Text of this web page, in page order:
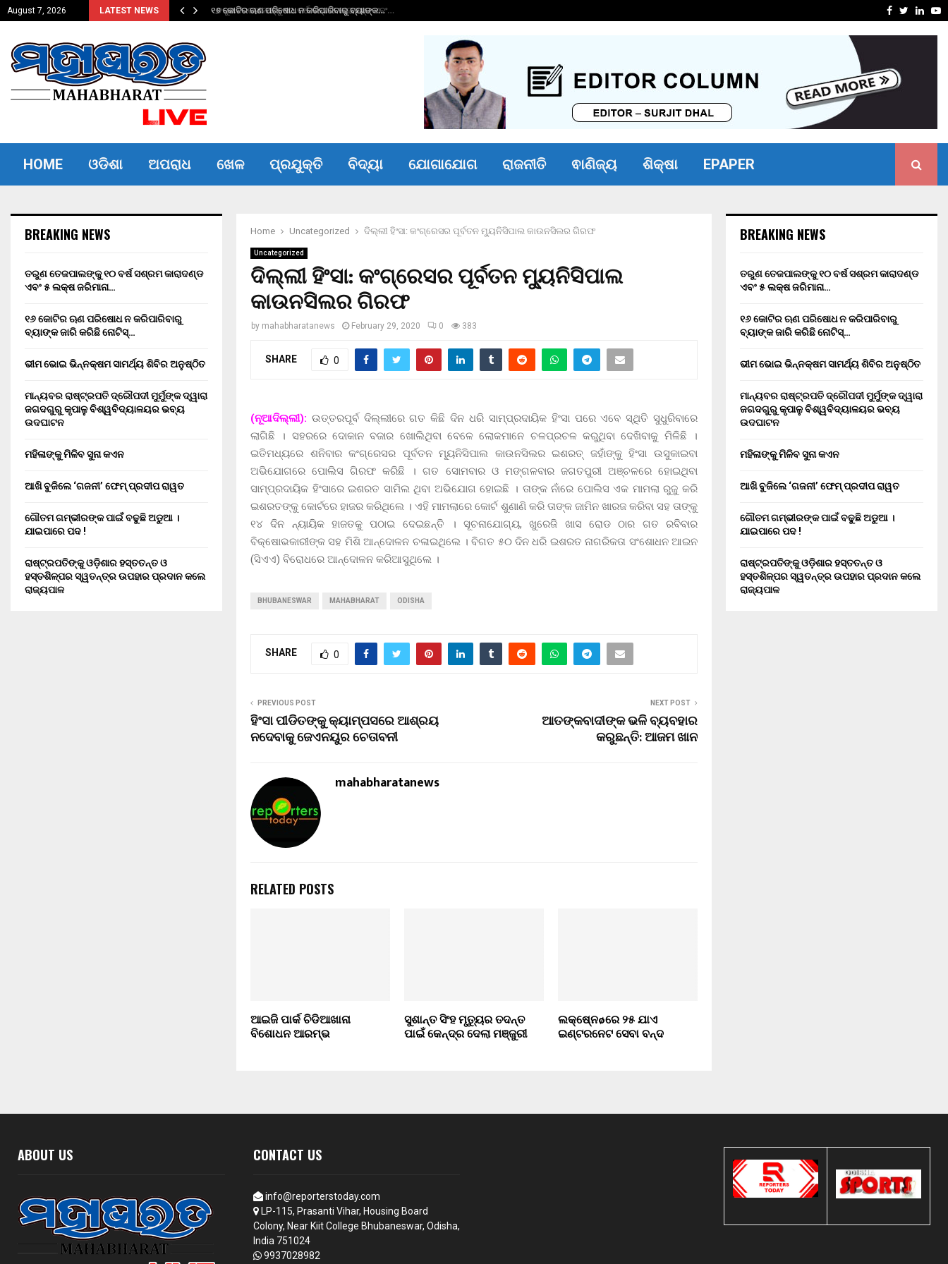
August 7, 2026 LATEST NEWS
ଏବଂ… ୧୬ କୋଟିର ଋଣ ପରିଷୋଧ ନ କରିପାରିବାରୁ ବ୍ୟାଙ୍କ… Facebook
Twitter
HOME ଓଡିଶା ଅପରାଧ ଖେଳ ପ୍ରଯୁକ୍ତି ବିଦ୍ୟା ଯୋଗାଯୋଗ ରାଜନୀତି ଵାଣିଜ୍ୟ ଶିକ୍ଷା EPAPER
Home Uncategorized ଦିଲ୍ଲୀ ହିଂସା: କଂଗ୍ରେସର ପୂର୍ବତନ ମ୍ୟୁନିସିପାଲ କାଉନସିଲର ଗିରଫ
Uncategorized
ଦିଲ୍ଲୀ ହିଂସା: କଂଗ୍ରେସର ପୂର୍ବତନ ମ୍ୟୁନିସିପାଲ
କାଉନସିଲର ଗିରଫ
by mahabharatanews February 29, 2020 0 383
SHARE 0
(ନୂଆଦିଲ୍ଲୀ): ଉତ୍ତରପୂର୍ବ ଦିଲ୍ଲୀରେ ଗତ କିଛି ଦିନ ଧରି ସାମ୍ପ୍ରଦାୟିକ ହିଂସା ପରେ ଏବେ ସ୍ଥିତି ସୁଧୁରିବାରେ
ଲାଗିଛି । ସହରରେ ଦୋକାନ ବଜାର ଖୋଲିଥିବା ବେଳେ ଲୋକମାନେ ଚଳପ୍ରଚଳ କରୁଥିବା ଦେଖିବାକୁ ମିଳିଛି ।
ଇତିମଧ୍ୟରେ ଶନିବାର କଂଗ୍ରେସର ପୂର୍ବତନ ମ୍ୟୂନିସିପାଲ କାଉନସିଲର ଇଶରତ୍ ଜହାଁଙ୍କୁ ହିଂସା ଉସୁକାଇବା
ଅଭିଯୋଗରେ ପୋଲିସ ଗିରଫ କରିଛି । ଗତ ସୋମବାର ଓ ମଙ୍ଗଳବାର ଜଗତପୁରୀ ଅଞ୍ଚଳରେ ହୋଇଥିବା
ସାମ୍ପ୍ରଦାୟିକ ହିଂସାରେ ଇଶରତ ସାମିଲ ଥିବା ଅଭିଯୋଗ ହୋଇଛି । ତାଙ୍କ ନାଁରେ ପୋଲିସ ଏକ ମାମଲା ରୁଜୁ କରି
ଇଶରତଙ୍କୁ କୋର୍ଟରେ ହାଜର କରିଥିଲେ । ଏହି ମାମଲାରେ କୋର୍ଟ ଶୁଣାଣି କରି ତାଙ୍କ ଜାମିନ ଖାରଜ କରିବା ସହ ତାଙ୍କୁ
୧୪ ଦିନ ନ୍ୟାୟିକ ହାଜତକୁ ପଠାଇ ଦେଇଛନ୍ତି । ସୂଚନାଯୋଗ୍ୟ, ଖୁରେଜି ଖାସ ରୋଡ ଠାର ଗତ ରବିବାର
ବିକ୍ଷୋଭକାରୀଙ୍କ ସହ ମିଶି ଆନ୍ଦୋଳନ ଚଳାଇଥିଲେ । ବିଗତ ୫୦ ଦିନ ଧରି ଇଶରତ ନାଗରିକତା ସଂଶୋଧନ ଆଇନ
(ସିଏଏ) ବିରୋଧରେ ଆନ୍ଦୋଳନ କରିଆସୁଥିଲେ ।
BHUBANESWAR MAHABHARAT ODISHA
SHARE 0
PREVIOUS POST
ହିଂସା ପୀଡିତଙ୍କୁ କ୍ୟାମ୍ପସରେ ଆଶ୍ରୟ
ନଦେବାକୁ ଜେଏନୟୁର ଚେତାବନୀ
NEXT POST
ଆତଙ୍କବାଦୀଙ୍କ ଭଳି ବ୍ୟବହାର
କରୁଛନ୍ତି: ଆଜମ ଖାନ
mahabharatanews
RELATED POSTS
ଆଇଜି ପାର୍କ ଚିଡିଆଖାନା
ବିଶୋଧନ ଆରମ୍ଭ
ସୁଶାନ୍ତ ସିଂହ ମୃତ୍ୟୁର ତଦନ୍ତ
ପାଇଁ କେନ୍ଦ୍ର ଦେଲା ମଞ୍ଜୁରୀ
ଲକ୍ଷେ୍ନøରେ ୨୫ ଯାଏ
ଇଣ୍ଟରନେଟ ସେବା ବନ୍ଦ
BREAKING NEWS
ତରୁଣ ତେଜପାଲଙ୍କୁ ୧୦ ବର୍ଷ ସଶ୍ରମ କାରାଦଣ୍ଡ
ଏବଂ ₹୫ ଲକ୍ଷ ଜରିମାନା…
୧୬ କୋଟିର ଋଣ ପରିଷୋଧ ନ କରିପାରିବାରୁ
ବ୍ୟାଙ୍କ ଜାରି କରିଛି ନୋଟିସ୍…
ଭୀମ ଭୋଇ ଭିନ୍ନକ୍ଷମ ସାମର୍ଥ୍ୟ ଶିବିର ଅନୁଷ୍ଠିତ
ମାନ୍ୟବର ରାଷ୍ଟ୍ରପତି ଦ୍ରୌପଦୀ ମୁର୍ମୁଙ୍କ ଦ୍ୱାରା
ଜଗଦଗୁରୁ କୃପାଳୁ ବିଶ୍ୱବିଦ୍ୟାଳୟର ଭବ୍ୟ
ଉଦଘାଟନ
ମହିଳାଙ୍କୁ ମିଳିବ ସୁନା କଏନ
ଆଖି ବୁଜିଲେ ‘ଗଜନୀ’ ଫେମ୍ ପ୍ରଦୀପ ରାୱତ
ଗୌତମ ଗମ୍ଭୀରଙ୍କ ପାଇଁ ବଢୁଛି ଅଡୁଆ ।
ଯାଇପାରେ ପଦ !
ରାଷ୍ଟ୍ରପତିଙ୍କୁ ଓଡ଼ିଶାର ହସ୍ତତନ୍ତ ଓ
ହସ୍ତଶିଳ୍ପର ସ୍ୱତନ୍ତ୍ର ଉପହାର ପ୍ରଦାନ କଲେ
ରାଜ୍ୟପାଳ
BREAKING NEWS
ତରୁଣ ତେଜପାଲଙ୍କୁ ୧୦ ବର୍ଷ ସଶ୍ରମ କାରାଦଣ୍ଡ
ଏବଂ ₹୫ ଲକ୍ଷ ଜରିମାନା…
୧୬ କୋଟିର ଋଣ ପରିଷୋଧ ନ କରିପାରିବାରୁ
ବ୍ୟାଙ୍କ ଜାରି କରିଛି ନୋଟିସ୍…
ଭୀମ ଭୋଇ ଭିନ୍ନକ୍ଷମ ସାମର୍ଥ୍ୟ ଶିବିର ଅନୁଷ୍ଠିତ
ମାନ୍ୟବର ରାଷ୍ଟ୍ରପତି ଦ୍ରୌପଦୀ ମୁର୍ମୁଙ୍କ ଦ୍ୱାରା
ଜଗଦଗୁରୁ କୃପାଳୁ ବିଶ୍ୱବିଦ୍ୟାଳୟର ଭବ୍ୟ
ଉଦଘାଟନ
ମହିଳାଙ୍କୁ ମିଳିବ ସୁନା କଏନ
ଆଖି ବୁଜିଲେ ‘ଗଜନୀ’ ଫେମ୍ ପ୍ରଦୀପ ରାୱତ
ଗୌତମ ଗମ୍ଭୀରଙ୍କ ପାଇଁ ବଢୁଛି ଅଡୁଆ ।
ଯାଇପାରେ ପଦ !
ରାଷ୍ଟ୍ରପତିଙ୍କୁ ଓଡ଼ିଶାର ହସ୍ତତନ୍ତ ଓ
ହସ୍ତଶିଳ୍ପର ସ୍ୱତନ୍ତ୍ର ଉପହାର ପ୍ରଦାନ କଲେ
ରାଜ୍ୟପାଳ
ABOUT US CONTACT US
info@reporterstoday.com
LP-115, Prasanti Vihar, Housing Board
Colony, Near Kiit College Bhubaneswar, Odisha,
India 751024
9937028982